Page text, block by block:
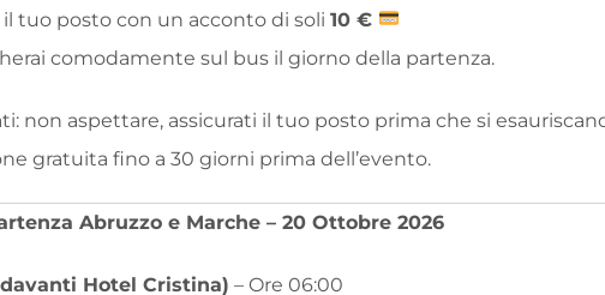
tuo posto con un acconto di soli 10 €
comodamente sul bus il giorno della partenza.
non aspettare, assicurati il tuo posto prima che si
gratuita fino a 30 giorni prima dell’evento.
Abruzzo e Marche – 20 Ottobre 2026
Hotel Cristina) – Ore 06:00